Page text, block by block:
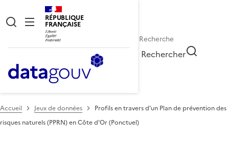
RÉPUBLIQUE
FRANÇAISE
Rechercher
Accueil Jeux de données
Profils en travers d'un Plan de prévention des
risques naturels (PPRN) en Côte d'Or (Ponctuel)